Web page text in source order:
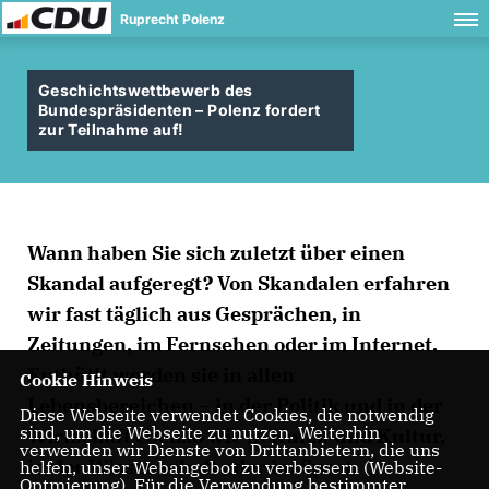
Ruprecht Polenz
Geschichtswettbewerb des
Bundespräsidenten – Polenz fordert
zur Teilnahme auf!
Wann haben Sie sich zuletzt über einen
Skandal aufgeregt? Von Skandalen erfahren
wir fast täglich aus Gesprächen, in
Zeitungen, im Fernsehen oder im Internet.
Enthüllt werden sie in allen
Lebensbereichen – in der Politik und in der
Wirtschaft ebenso wie in Kunst und Kultur,
in der Wissenschaft oder im Sport.
Cookie Hinweis
Diese Webseite verwendet Cookies, die notwendig
sind, um die Webseite zu nutzen. Weiterhin
verwenden wir Dienste von Drittanbietern, die uns
helfen, unser Webangebot zu verbessern (Website-
Optmierung). Für die Verwendung bestimmter